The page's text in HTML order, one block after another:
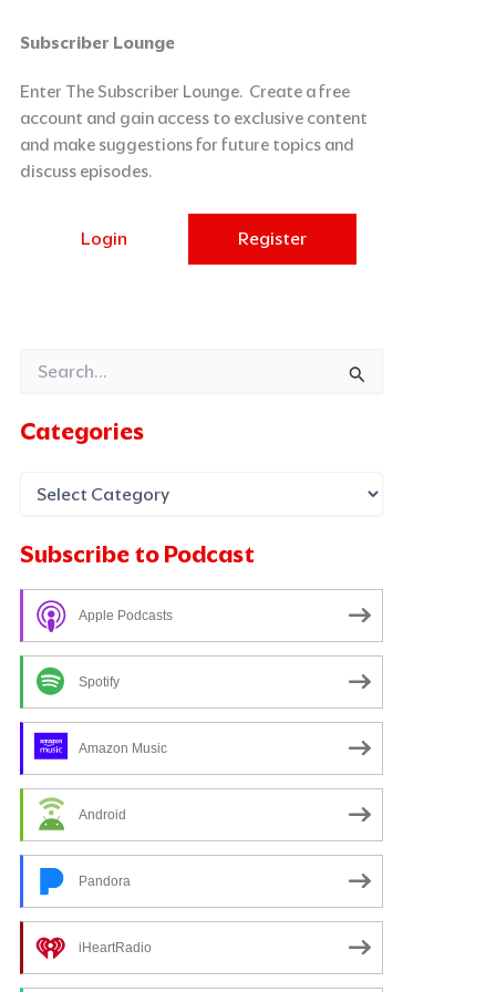
Subscriber Lounge
Enter The Subscriber Lounge. Create a free
account and gain access to exclusive content
and make suggestions for future topics and
discuss episodes.
Login Register
Search
Categories
Categories
Subscribe to Podcast
Apple Podcasts
Spotify
Amazon Music
Android
Pandora
iHeartRadio
Archives